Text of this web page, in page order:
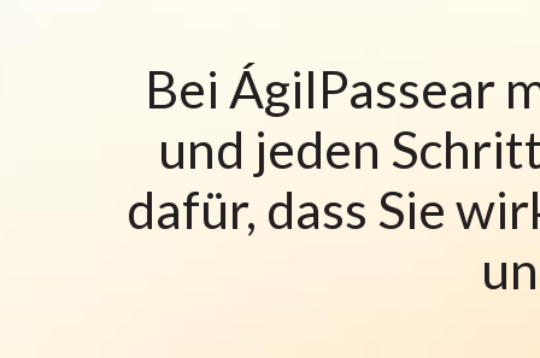
Bei ÁgilPassear
und jeden
dafür, dass Sie